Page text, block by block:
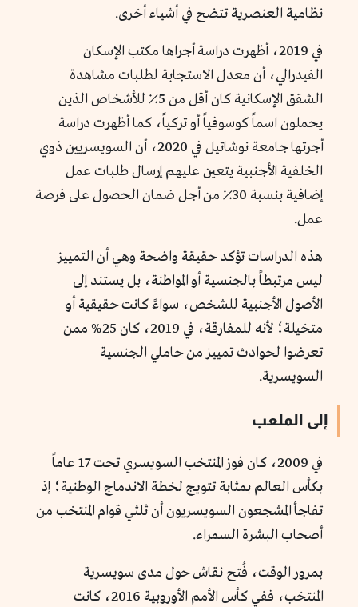
نظامية العنصرية تتضح في أشياء أخرى.
في 2019، أظهرت دراسة أجراها مكتب الإسكان
الفيدرالي، أن معدل الاستجابة لطلبات مشاهدة
الشقق الإسكانية كان أقل من 5٪ للأشخاص الذين
يحملون اسماً كوسوفياً أو تركياً، كما أظهرت دراسة
أجرتها جامعة نوشاتيل في 2020، أن السويسريين ذوي
الخلفية الأجنبية يتعين عليهم إرسال طلبات عمل
إضافية بنسبة 30٪ من أجل ضمان الحصول على فرصة
عمل.
هذه الدراسات تؤكد حقيقة واضحة وهي أن التمييز
ليس مرتبطاً بالجنسية أو المواطنة، بل يستند إلى
الأصول الأجنبية للشخص، سواءً كانت حقيقية أو
متخيلة؛ لأنه للمفارقة، في 2019، كان 25% ممن
تعرضوا لحوادث تمييز من حاملي الجنسية
السويسرية.
إلى الملعب
في 2009، كان فوز المنتخب السويسري تحت 17 عاماً
بكأس العالم بمثابة تتويج لخطة الاندماج الوطنية؛ إذ
تفاجأ المشجعون السويسريون أن ثلثي قوام المنتخب من
أصحاب البشرة السمراء.
بمرور الوقت، فُتح نقاش حول مدى سويسرية
المنتخب، ففي كأس الأمم الأوروبية 2016، كانت